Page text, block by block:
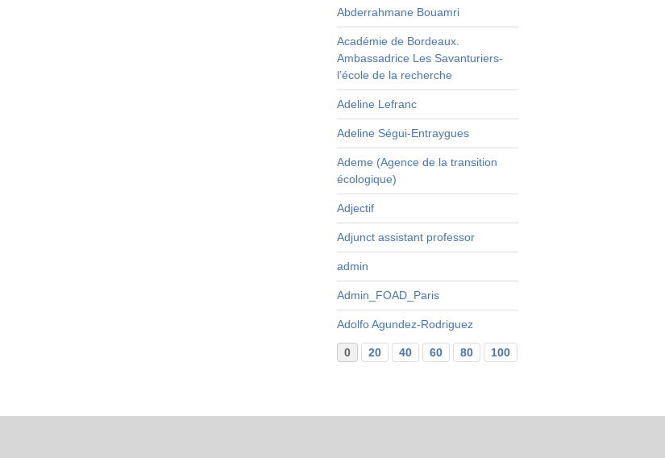
Abderrahmane Bouamri
Académie de Bordeaux.
Ambassadrice Les Savanturiers-
l’école de la recherche
Adeline Lefranc
Adeline Ségui-Entraygues
Ademe (Agence de la transition
écologique)
Adjectif
Adjunct assistant professor
admin
Admin_FOAD_Paris
Adolfo Agundez-Rodriguez
0 20 40 60 80 100